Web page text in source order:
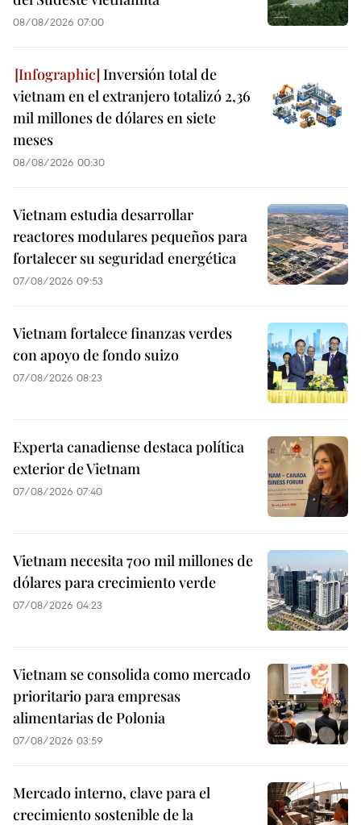
08/08/2026 07:00
Inversión total de
vietnam en el extranjero totalizó 2,36
mil millones de dólares en siete
meses
08/08/2026 00:30
Vietnam estudia desarrollar
reactores modulares pequeños para
fortalecer su seguridad energética
07/08/2026 09:53
Vietnam fortalece finanzas verdes
con apoyo de fondo suizo
07/08/2026 08:23
Experta canadiense destaca política
exterior de Vietnam
07/08/2026 07:40
Vietnam necesita 700 mil millones de
dólares para crecimiento verde
07/08/2026 04:23
Vietnam se consolida como mercado
prioritario para empresas
alimentarias de Polonia
07/08/2026 03:59
Mercado interno, clave para el
crecimiento sostenible de la